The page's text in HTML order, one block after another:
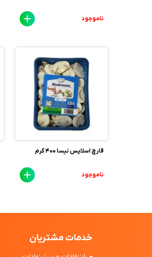
ناموجود
قارچ اسلایس نیسا 400 گرم
ناموجود
خدمات مشتریان